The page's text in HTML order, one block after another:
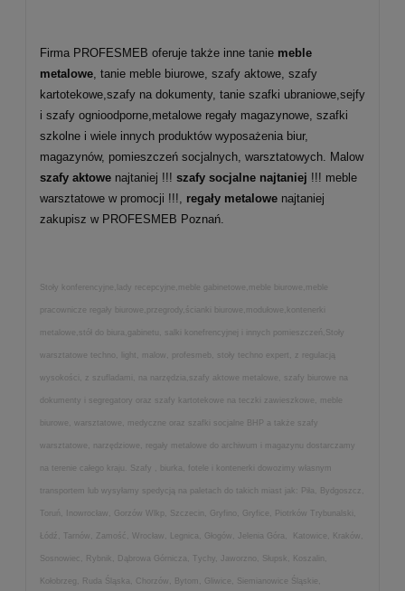
Firma PROFESMEB oferuje także inne tanie meble
metalowe , tanie meble biurowe, szafy aktowe, szafy
kartotekowe,szafy na dokumenty, tanie szafki ubraniowe,sejfy
i szafy ognioodporne,metalowe regały magazynowe, szafki
szkolne i wiele innych produktów wyposażenia biur,
magazynów, pomieszczeń socjalnych, warsztatowych. Malow
szafy aktowe najtaniej !!! szafy socjalne najtaniej !!! meble
warsztatowe w promocji !!!, regały metalowe najtaniej
zakupisz w PROFESMEB Poznań.
Stoły konferencyjne,lady recepcyjne,meble gabinetowe,meble biurowe,meble
pracownicze regały biurowe,przegrody,ścianki biurowe,modułowe,kontenerki
metalowe,stół do biura,gabinetu, salki konefrencyjnej i innych pomieszczeń,Stoły
warsztatowe techno, light, malow, profesmeb, stoły techno expert, z regulacją
wysokości, z szufladami, na narzędzia,szafy aktowe metalowe, szafy biurowe na
dokumenty i segregatory oraz szafy kartotekowe na teczki zawieszkowe, meble
biurowe, warsztatowe, medyczne oraz szafki socjalne BHP a także szafy
warsztatowe, narzędziowe, regały metalowe do archiwum i magazynu dostarczamy
na terenie całego kraju. Szafy , biurka, fotele i kontenerki dowozimy własnym
transportem lub wysyłamy spedycją na paletach do takich miast jak: Piła, Bydgoszcz,
Toruń, Inowrocław, Gorzów Wlkp, Szczecin, Gryfino, Gryfice, Piotrków Trybunalski,
Łódź, Tarnów, Zamość, Wrocław, Legnica, Głogów, Jelenia Góra, Katowice, Kraków,
Sosnowiec, Rybnik, Dąbrowa Górnicza, Tychy, Jaworzno, Słupsk, Koszalin,
Kołobrzeg, Ruda Śląska, Chorzów, Bytom, Gliwice, Siemianowice Śląskie,